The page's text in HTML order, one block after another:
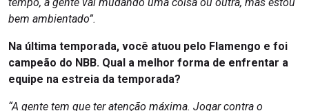
bem ambientado”.
Na última temporada, você atuou pelo Flamengo e foi
campeão do NBB. Qual a melhor forma de enfrentar a
equipe na estreia da temporada?
“A gente tem que ter atenção máxima. Jogar contra o